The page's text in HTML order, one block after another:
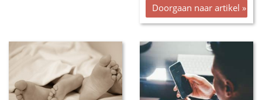
Doorgaan naar artikel »